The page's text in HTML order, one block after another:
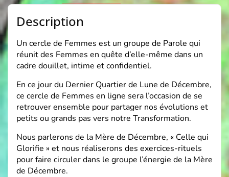
Description
Un cercle de Femmes est un groupe de Parole qui
réunit des Femmes en quête d’elle-même dans un
cadre douillet, intime et confidentiel.
En ce jour du Dernier Quartier de Lune de Décembre,
ce cercle de Femmes en ligne sera l’occasion de se
retrouver ensemble pour partager nos évolutions et
petits ou grands pas vers notre Transformation.
Nous parlerons de la Mère de Décembre, « Celle qui
Glorifie » et nous réaliserons des exercices-rituels
pour faire circuler dans le groupe l’énergie de la Mère
de Décembre.